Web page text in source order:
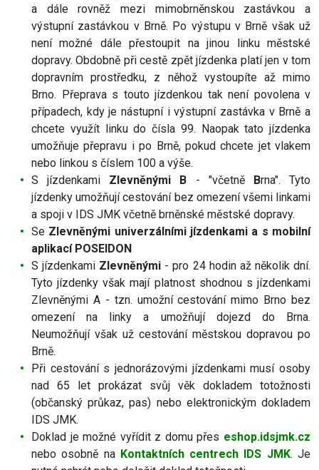
a dále rovněž mezi mimobrněnskou zastávkou a
výstupní zastávkou v Brně. Po výstupu v Brně však už
není možné dále přestoupit na jinou linku městské
dopravy. Obdobně při cestě zpět jízdenka platí jen v tom
dopravním prostředku, z něhož vystoupíte až mimo
Brno. Přeprava s touto jízdenkou tak není povolena v
případech, kdy je nástupní i výstupní zastávka v Brně a
chcete využít linku do čísla 99. Naopak tato jízdenka
umožňuje přepravu i po Brně, pokud chcete jet vlakem
nebo linkou s číslem 100 a výše.
S jízdenkami Zlevněnými B - "včetně Brna". Tyto
jízdenky umožňují cestování bez omezení všemi linkami
a spoji v IDS JMK včetně brněnské městské dopravy.
Se Zlevněnými univerzálními jízdenkami a s mobilní
aplikací POSEIDON
S jízdenkami Zlevněnými - pro 24 hodin až několik dní.
Tyto jízdenky však mají platnost shodnou s jízdenkami
Zlevněnými A - tzn. umožní cestování mimo Brno bez
omezení na linky a umožňují dojezd do Brna.
Neumožňují však už cestování městskou dopravou po
Brně.
Při cestování s jednorázovými jízdenkami musí osoby
nad 65 let prokázat svůj věk dokladem totožnosti
(občanský průkaz, pas) nebo elektronickým dokladem
IDS JMK.
Doklad je možné vyřídit z domu přes eshop.idsjmk.cz
nebo osobně na Kontaktních centrech IDS JMK. Je